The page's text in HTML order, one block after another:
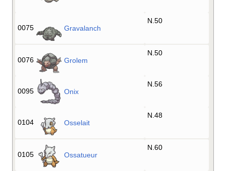
0075 Gravalanch
N.50
0076 Grolem
N.50
0095 Onix
N.56
0104 Osselait
N.48
0105 Ossatueur
N.60